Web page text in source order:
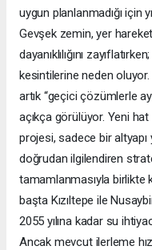
uygun planlanmadığı için
Gevşek zemin, yer
dayanıklılığını
kesintilerine neden
artık “geçici çözümlerle
açıkça görülüyor. Yeni
projesi, sadece bir altyapı
doğrudan ilgilendiren
tamamlanmasıyla birlikte
başta Kızıltepe ile
2055 yılına kadar su
Ancak mevcut ilerleme